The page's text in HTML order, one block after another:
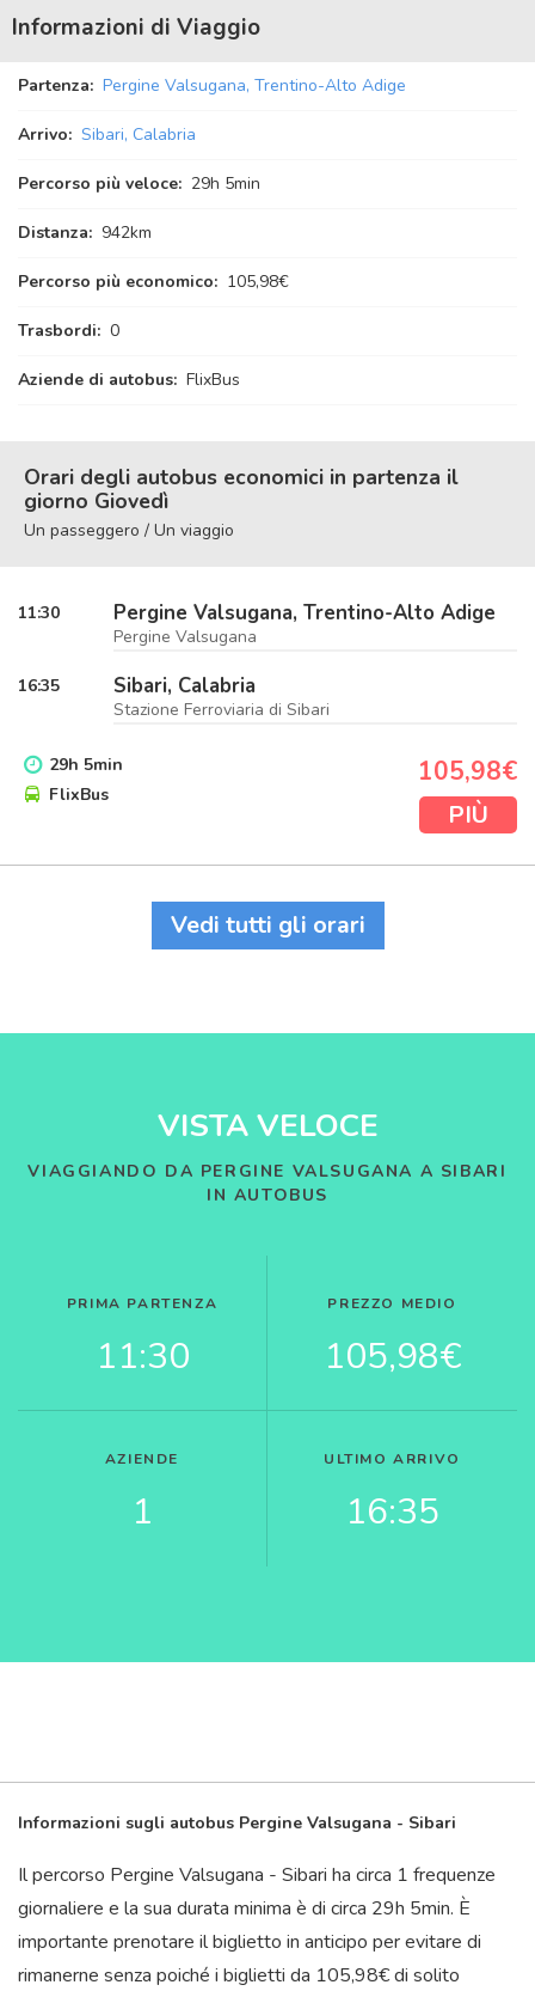
Informazioni di Viaggio
Partenza: Pergine Valsugana, Trentino-Alto Adige
Arrivo: Sibari, Calabria
Percorso più veloce: 29h 5min
Distanza: 942km
Percorso più economico: 105,98€
Trasbordi: 0
Aziende di autobus: FlixBus
Orari degli autobus economici in partenza il
giorno Giovedì
Un passeggero / Un viaggio
11:30 Pergine Valsugana, Trentino-Alto Adige
Pergine Valsugana
16:35 Sibari, Calabria
Stazione Ferroviaria di Sibari
29h 5min
FlixBus
105,98€
PIÙ
Vedi tutti gli orari
VISTA VELOCE
VIAGGIANDO DA PERGINE VALSUGANA A SIBARI
IN AUTOBUS
PRIMA PARTENZA
11:30
PREZZO MEDIO
105,98€
AZIENDE
1
ULTIMO ARRIVO
16:35
Informazioni sugli autobus Pergine Valsugana - Sibari
Il percorso Pergine Valsugana - Sibari ha circa 1 frequenze
giornaliere e la sua durata minima è di circa 29h 5min. È
importante prenotare il biglietto in anticipo per evitare di
rimanerne senza poiché i biglietti da 105,98€ di solito